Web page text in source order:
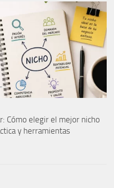
Cómo elegir el mejor nicho
y herramientas